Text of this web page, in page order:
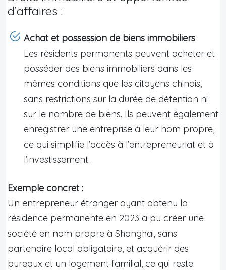
d’affaires :
Achat et possession de biens immobiliers
Les résidents permanents peuvent acheter et
posséder des biens immobiliers dans les
mêmes conditions que les citoyens chinois,
sans restrictions sur la durée de détention ni
sur le nombre de biens. Ils peuvent également
enregistrer une entreprise à leur nom propre,
ce qui simplifie l’accès à l’entrepreneuriat et à
l’investissement.
Exemple concret :
Un entrepreneur étranger ayant obtenu la
résidence permanente en 2023 a pu créer une
société en nom propre à Shanghai, sans
partenaire local obligatoire, et acquérir des
bureaux et un logement familial, ce qui reste